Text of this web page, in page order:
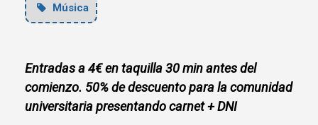
Música
Entradas a 4€ en taquilla 30 min antes del
comienzo. 50% de descuento para la comunidad
universitaria presentando carnet + DNI